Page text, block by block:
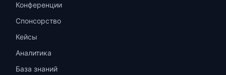
Конференции
Спонсорство
Кейсы
Аналитика
База знаний